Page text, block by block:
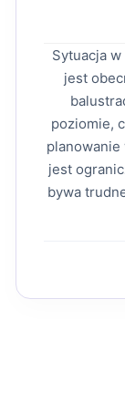
Sytuacja
jest
poziomie,
jest
bywa